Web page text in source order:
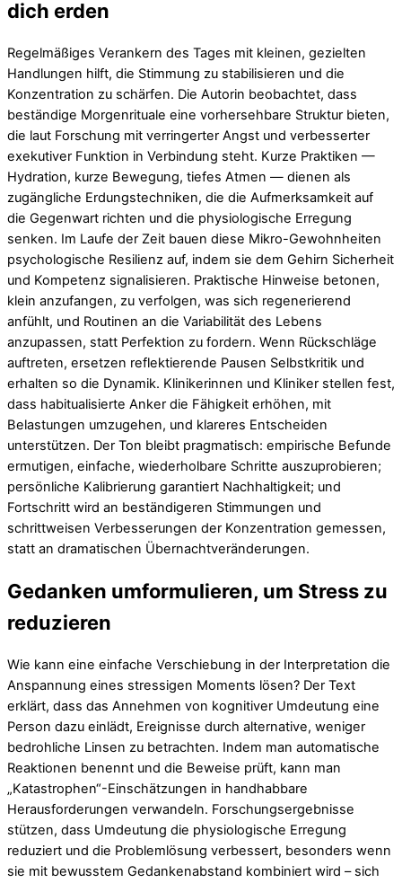
dich erden
Regelmäßiges Verankern des Tages mit kleinen, gezielten
Handlungen hilft, die Stimmung zu stabilisieren und die
Konzentration zu schärfen. Die Autorin beobachtet, dass
beständige Morgenrituale eine vorhersehbare Struktur bieten,
die laut Forschung mit verringerter Angst und verbesserter
exekutiver Funktion in Verbindung steht. Kurze Praktiken —
Hydration, kurze Bewegung, tiefes Atmen — dienen als
zugängliche Erdungstechniken, die die Aufmerksamkeit auf
die Gegenwart richten und die physiologische Erregung
senken. Im Laufe der Zeit bauen diese Mikro-Gewohnheiten
psychologische Resilienz auf, indem sie dem Gehirn Sicherheit
und Kompetenz signalisieren. Praktische Hinweise betonen,
klein anzufangen, zu verfolgen, was sich regenerierend
anfühlt, und Routinen an die Variabilität des Lebens
anzupassen, statt Perfektion zu fordern. Wenn Rückschläge
auftreten, ersetzen reflektierende Pausen Selbstkritik und
erhalten so die Dynamik. Klinikerinnen und Kliniker stellen fest,
dass habitualisierte Anker die Fähigkeit erhöhen, mit
Belastungen umzugehen, und klareres Entscheiden
unterstützen. Der Ton bleibt pragmatisch: empirische Befunde
ermutigen, einfache, wiederholbare Schritte auszuprobieren;
persönliche Kalibrierung garantiert Nachhaltigkeit; und
Fortschritt wird an beständigeren Stimmungen und
schrittweisen Verbesserungen der Konzentration gemessen,
statt an dramatischen Übernachtveränderungen.
Gedanken umformulieren, um Stress zu
reduzieren
Wie kann eine einfache Verschiebung in der Interpretation die
Anspannung eines stressigen Moments lösen? Der Text
erklärt, dass das Annehmen von kognitiver Umdeutung eine
Person dazu einlädt, Ereignisse durch alternative, weniger
bedrohliche Linsen zu betrachten. Indem man automatische
Reaktionen benennt und die Beweise prüft, kann man
„Katastrophen“-Einschätzungen in handhabbare
Herausforderungen verwandeln. Forschungsergebnisse
stützen, dass Umdeutung die physiologische Erregung
reduziert und die Problemlösung verbessert, besonders wenn
sie mit bewusstem Gedankenabstand kombiniert wird – sich